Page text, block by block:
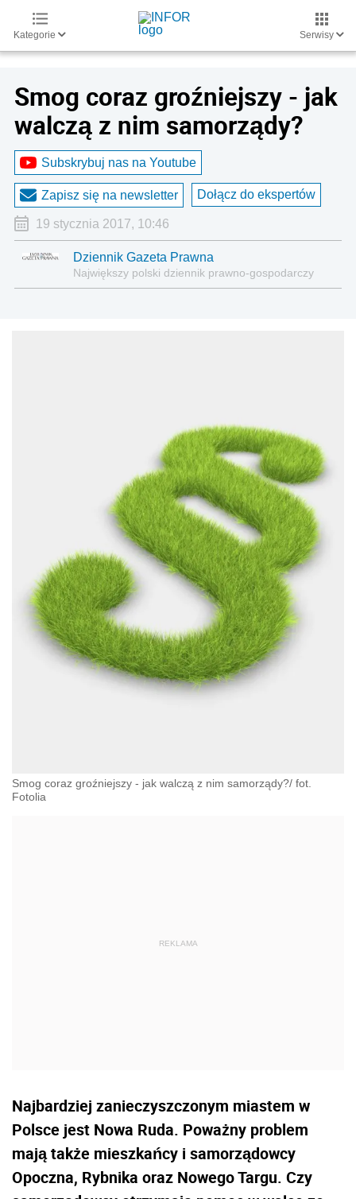
Kategorie Serwisy
Smog coraz groźniejszy - jak
walczą z nim samorządy?
Subskrybuj nas na Youtube
Zapisz się na newsletter Dołącz do ekspertów
19 stycznia 2017, 10:46
Dziennik Gazeta Prawna
Największy polski dziennik prawno-gospodarczy
Smog coraz groźniejszy - jak walczą z nim samorządy?/ fot.
Fotolia
Najbardziej zanieczyszczonym miastem w
Polsce jest Nowa Ruda. Poważny problem
mają także mieszkańcy i samorządowcy
Opoczna, Rybnika oraz Nowego Targu. Czy